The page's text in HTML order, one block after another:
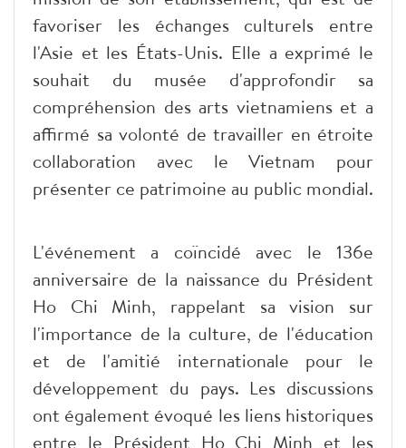
favoriser les échanges culturels entre
l'Asie et les États-Unis. Elle a exprimé le
souhait du musée d'approfondir sa
compréhension des arts vietnamiens et a
affirmé sa volonté de travailler en étroite
collaboration avec le Vietnam pour
présenter ce patrimoine au public mondial.
L'événement a coïncidé avec le 136e
anniversaire de la naissance du Président
Ho Chi Minh, rappelant sa vision sur
l'importance de la culture, de l'éducation
et de l'amitié internationale pour le
développement du pays. Les discussions
ont également évoqué les liens historiques
entre le Président Ho Chi Minh et les